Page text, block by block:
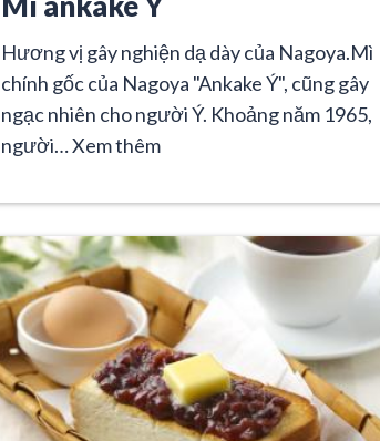
Hương vị gây nghiện dạ dày của Nagoya.Mì
chính gốc của Nagoya "Ankake Ý", cũng gây
ngạc nhiên cho người Ý. Khoảng năm 1965,
người…Xem thêm